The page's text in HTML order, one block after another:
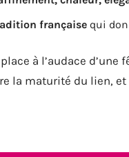
française qui
à l’audace
la maturité du lien,